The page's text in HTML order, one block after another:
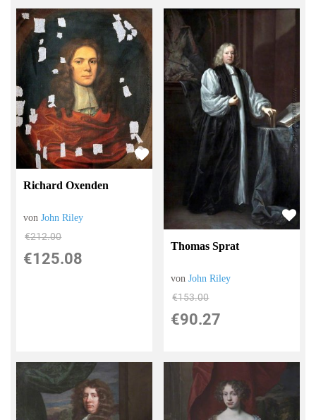
Richard Oxenden
vonJohn Riley
€212.00
€125.08
Thomas Sprat
vonJohn Riley
€153.00
€90.27